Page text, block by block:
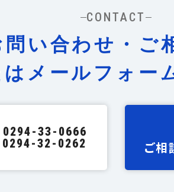
CONTACT
問い合わせ・ご
メールフォー
ご相
0294-33-0666
0294-32-0262